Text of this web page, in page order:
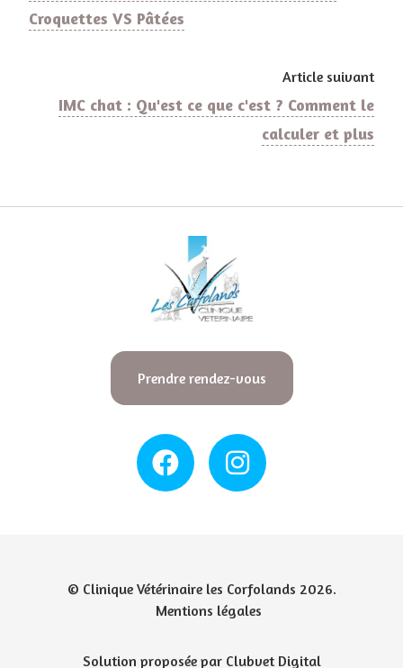
Croquettes VS Pâtées
Article suivant
IMC chat : Qu'est ce que c'est ? Comment le
calculer et plus
Prendre rendez-vous
© Clinique Vétérinaire les Corfolands 2026.
Mentions légales
Solution proposée par Clubvet Digital